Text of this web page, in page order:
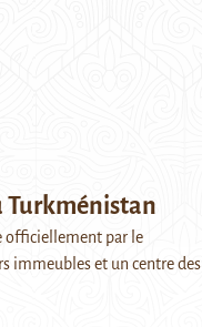
Turkménistan
officiellement par le
immeubles et un centre des